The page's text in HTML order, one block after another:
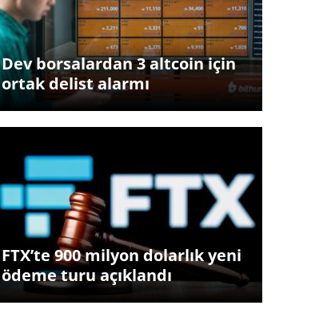
Dev borsalardan 3 altcoin için
ortak delist alarmı
FTX’te 900 milyon dolarlık yeni
ödeme turu açıklandı